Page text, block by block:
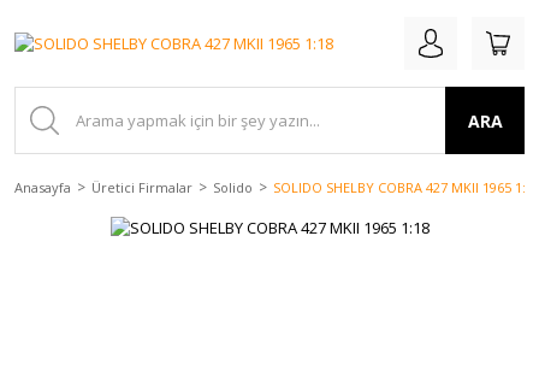
ARA
Anasayfa Üretici Firmalar Solido SOLIDO SHELBY COBRA 427 MKII 1965 1:18